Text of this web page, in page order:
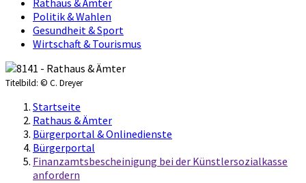
Rathaus & Ämter
Politik & Wahlen
Gesundheit & Sport
Wirtschaft & Tourismus
Titelbild: © C. Dreyer
Startseite
Rathaus & Ämter
Bürgerportal & Onlinedienste
Bürgerportal
Finanzamtsbescheinigung bei der Künstlersozialkasse
anfordern